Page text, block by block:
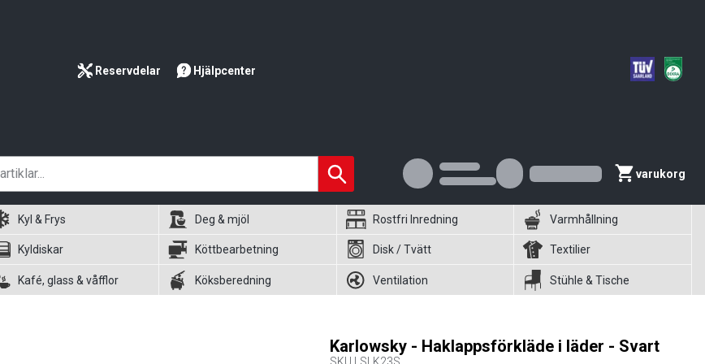
Reservdelar Hjälpcenter
varukorg
Kyl & Frys Deg & mjöl Rostfri Inredning Varmhållning
Kyldiskar Köttbearbetning Disk / Tvätt Textilier
Kafé, glass & våfflor Köksberedning Ventilation Stühle & Tische
Karlowsky - Haklappsförkläde i läder - Svart